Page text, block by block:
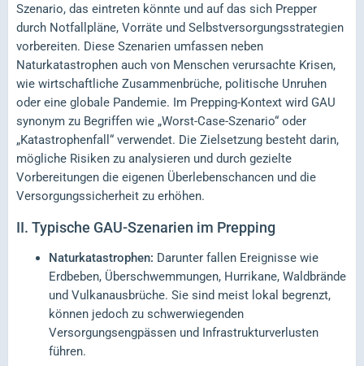
Szenario, das eintreten könnte und auf das sich Prepper
durch Notfallpläne, Vorräte und Selbstversorgungsstrategien
vorbereiten. Diese Szenarien umfassen neben
Naturkatastrophen auch von Menschen verursachte Krisen,
wie wirtschaftliche Zusammenbrüche, politische Unruhen
oder eine globale Pandemie. Im Prepping-Kontext wird GAU
synonym zu Begriffen wie „Worst-Case-Szenario“ oder
„Katastrophenfall“ verwendet. Die Zielsetzung besteht darin,
mögliche Risiken zu analysieren und durch gezielte
Vorbereitungen die eigenen Überlebenschancen und die
Versorgungssicherheit zu erhöhen.
II. Typische GAU-Szenarien im Prepping
Naturkatastrophen: Darunter fallen Ereignisse wie
Erdbeben, Überschwemmungen, Hurrikane, Waldbrände
und Vulkanausbrüche. Sie sind meist lokal begrenzt,
können jedoch zu schwerwiegenden
Versorgungsengpässen und Infrastrukturverlusten
führen.